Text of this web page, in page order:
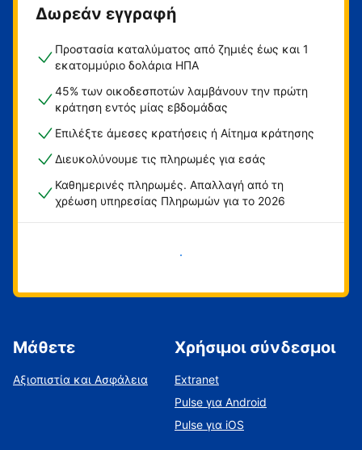
Δωρεάν εγγραφή
Προστασία καταλύματος από ζημιές έως και 1
εκατομμύριο δολάρια ΗΠΑ
45% των οικοδεσποτών λαμβάνουν την πρώτη
κράτηση εντός μίας εβδομάδας
Επιλέξτε άμεσες κρατήσεις ή Αίτημα κράτησης
Διευκολύνουμε τις πληρωμές για εσάς
Καθημερινές πληρωμές. Απαλλαγή από τη
χρέωση υπηρεσίας Πληρωμών για το 2026
Ξεκινήστε τώρα
Μάθετε
Αξιοπιστία και Ασφάλεια
Χρήσιμοι σύνδεσμοι
Extranet
Pulse για Android
Pulse για iOS